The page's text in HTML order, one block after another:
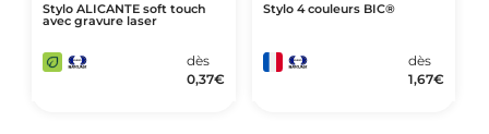
Stylo ALICANTE soft touch
avec gravure laser
dès
0,37€
Stylo 4 couleurs BIC®
dès
1,67€